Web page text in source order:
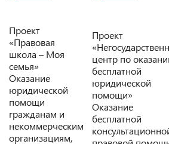
Проект
«Правовая
школа – Моя
семья»
Оказание
юридической
помощи
гражданам и
некоммерческим
организациям,
Проект
центр по
бесплатной
юридической
помощи»
Оказание
бесплатной